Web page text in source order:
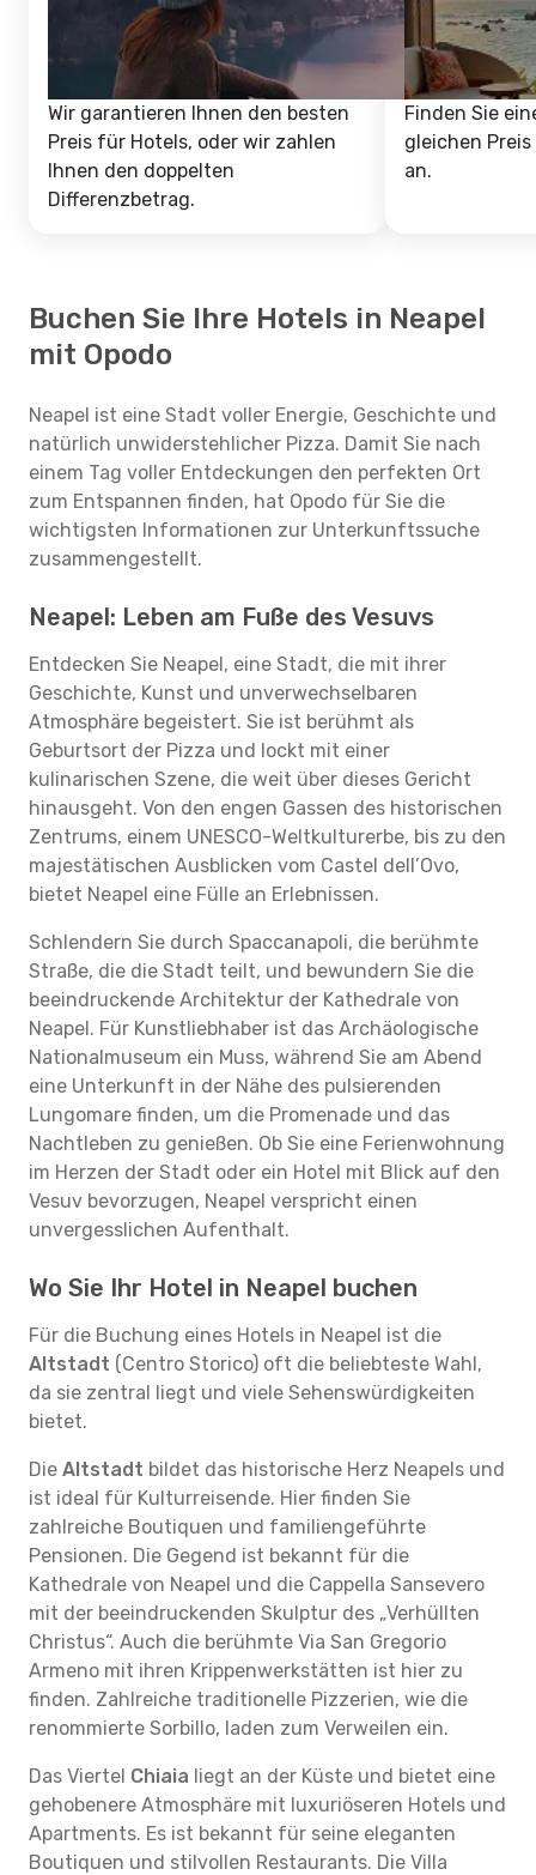
Wir garantieren Ihnen den besten
Preis für Hotels, oder wir zahlen
Ihnen den doppelten
Differenzbetrag.
Finden Sie
gleichen
an.
Buchen Sie Ihre Hotels in Neapel
mit Opodo
Neapel ist eine Stadt voller Energie, Geschichte und
natürlich unwiderstehlicher Pizza. Damit Sie nach
einem Tag voller Entdeckungen den perfekten Ort
zum Entspannen finden, hat Opodo für Sie die
wichtigsten Informationen zur Unterkunftssuche
zusammengestellt.
Neapel: Leben am Fuße des Vesuvs
Entdecken Sie Neapel, eine Stadt, die mit ihrer
Geschichte, Kunst und unverwechselbaren
Atmosphäre begeistert. Sie ist berühmt als
Geburtsort der Pizza und lockt mit einer
kulinarischen Szene, die weit über dieses Gericht
hinausgeht. Von den engen Gassen des historischen
Zentrums, einem UNESCO-Weltkulturerbe, bis zu den
majestätischen Ausblicken vom Castel dell’Ovo,
bietet Neapel eine Fülle an Erlebnissen.
Schlendern Sie durch Spaccanapoli, die berühmte
Straße, die die Stadt teilt, und bewundern Sie die
beeindruckende Architektur der Kathedrale von
Neapel. Für Kunstliebhaber ist das Archäologische
Nationalmuseum ein Muss, während Sie am Abend
eine Unterkunft in der Nähe des pulsierenden
Lungomare finden, um die Promenade und das
Nachtleben zu genießen. Ob Sie eine Ferienwohnung
im Herzen der Stadt oder ein Hotel mit Blick auf den
Vesuv bevorzugen, Neapel verspricht einen
unvergesslichen Aufenthalt.
Wo Sie Ihr Hotel in Neapel buchen
Für die Buchung eines Hotels in Neapel ist die
Altstadt (Centro Storico) oft die beliebteste Wahl,
da sie zentral liegt und viele Sehenswürdigkeiten
bietet.
Die Altstadt bildet das historische Herz Neapels und
ist ideal für Kulturreisende. Hier finden Sie
zahlreiche Boutiquen und familiengeführte
Pensionen. Die Gegend ist bekannt für die
Kathedrale von Neapel und die Cappella Sansevero
mit der beeindruckenden Skulptur des „Verhüllten
Christus“. Auch die berühmte Via San Gregorio
Armeno mit ihren Krippenwerkstätten ist hier zu
finden. Zahlreiche traditionelle Pizzerien, wie die
renommierte Sorbillo, laden zum Verweilen ein.
Das Viertel Chiaia liegt an der Küste und bietet eine
gehobenere Atmosphäre mit luxuriöseren Hotels und
Apartments. Es ist bekannt für seine eleganten
Boutiquen und stilvollen Restaurants. Die Villa